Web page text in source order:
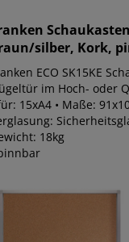
Schaukasten
silber, Kork,
ECO SK15KE
im Hoch- oder
15xA4 • Maße:
18kg